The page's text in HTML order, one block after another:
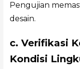
Pengujian
desain.
c. Verifikasi
Kondisi